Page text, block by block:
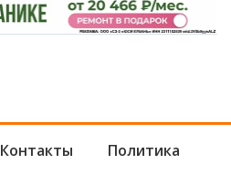
Контакты Политика